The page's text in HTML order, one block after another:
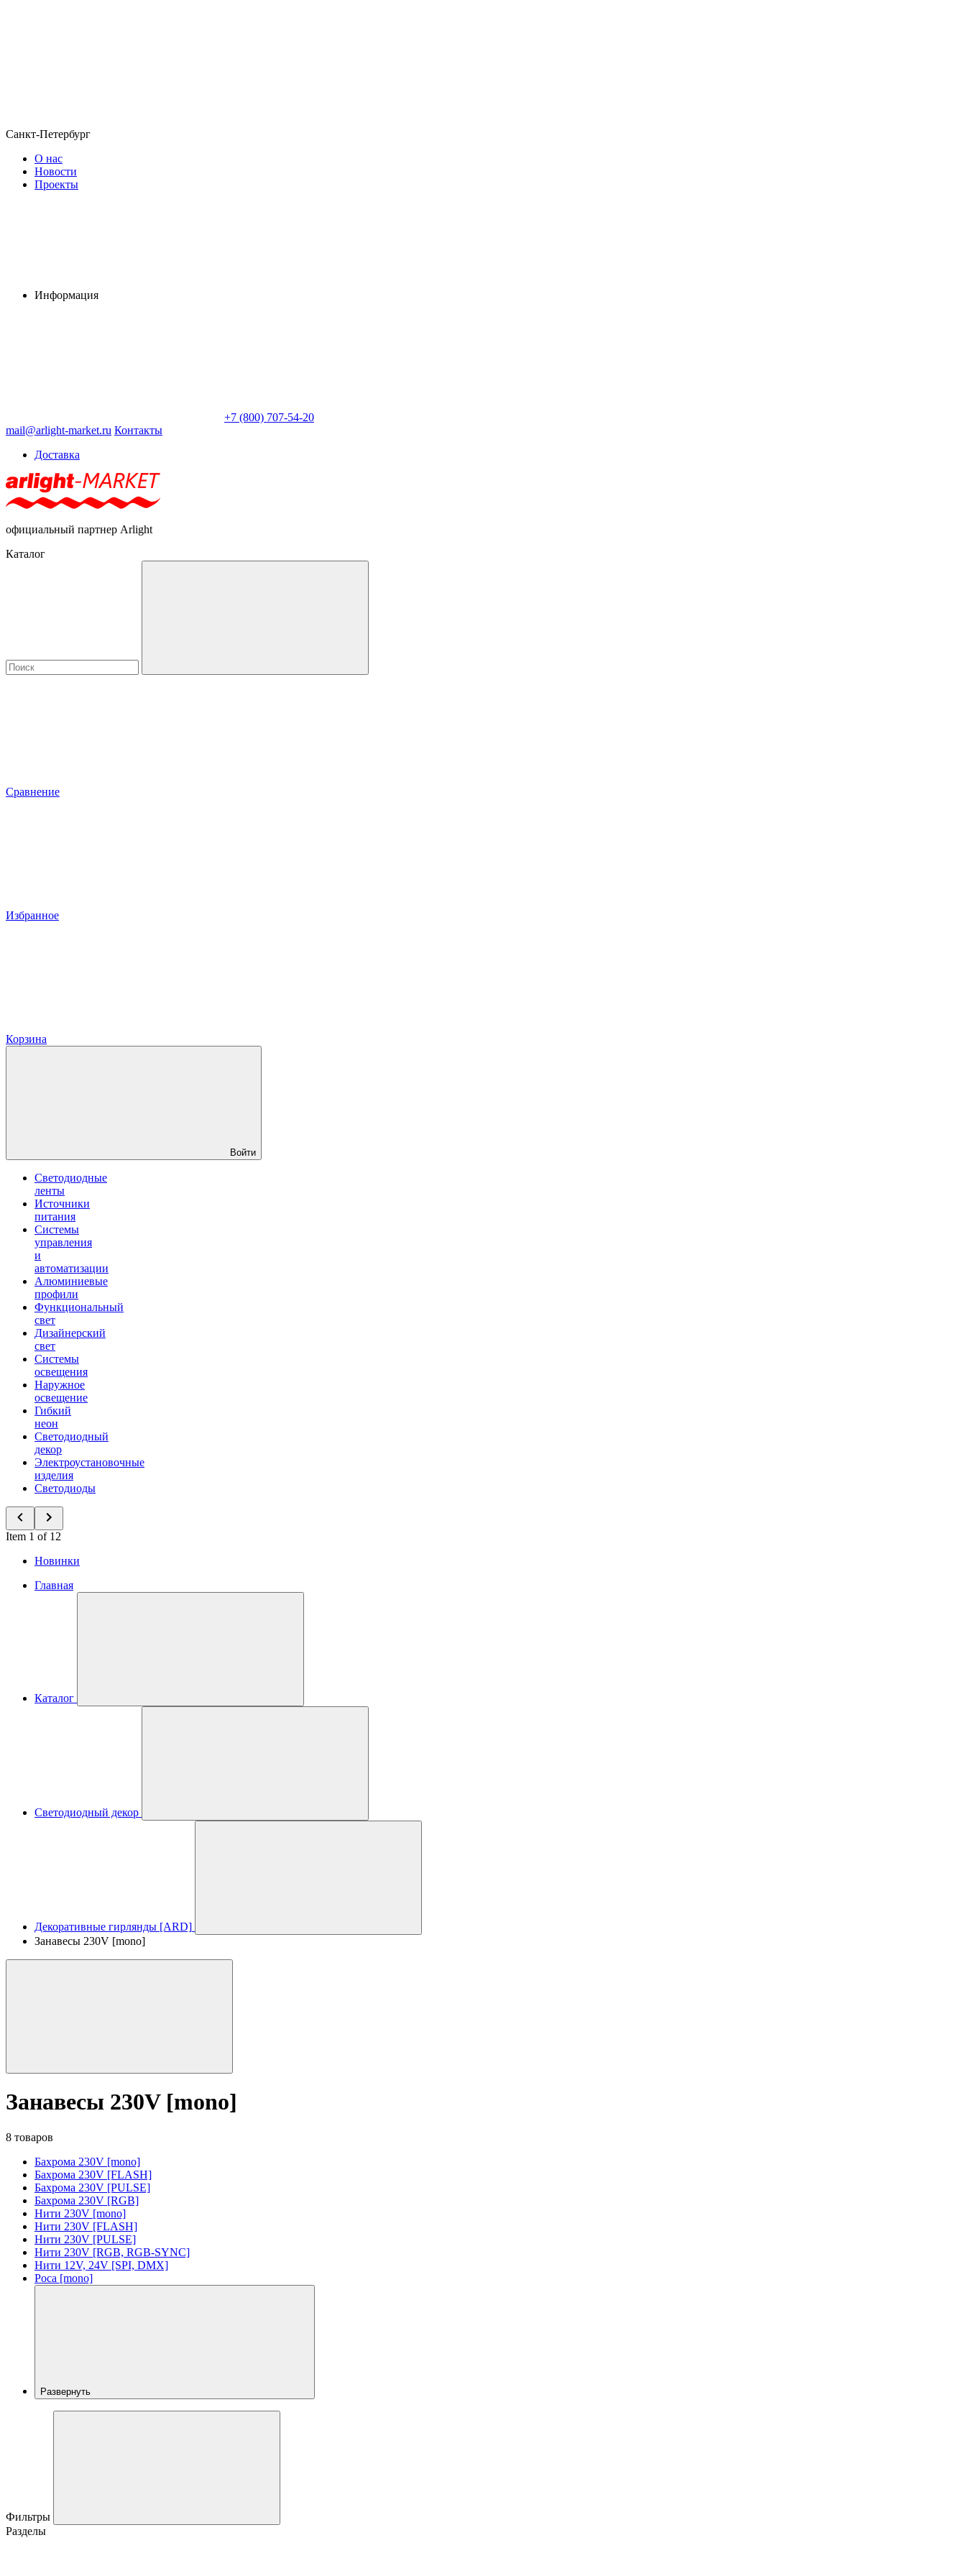
Санкт-Петербург
О нас
Новости
Проекты
Информация
+7 (800) 707-54-20
mail@arlight-market.ru Контакты
Доставка
официальный партнер Arlight
Каталог
Сравнение
Избранное
Корзина
Войти
Светодиодные
ленты
Источники
питания
Системы
управления
и
автоматизации
Алюминиевые
профили
Функциональный
свет
Дизайнерский
свет
Системы
освещения
Наружное
освещение
Гибкий
неон
Светодиодный
декор
Электроустановочные
изделия
Светодиоды
Item 1 of 12
Новинки
Главная
Каталог
Светодиодный декор
Декоративные гирлянды [ARD]
Занавесы 230V [mono]
Занавесы 230V [mono]
8 товаров
Бахрома 230V [mono]
Бахрома 230V [FLASH]
Бахрома 230V [PULSE]
Бахрома 230V [RGB]
Нити 230V [mono]
Нити 230V [FLASH]
Нити 230V [PULSE]
Нити 230V [RGB, RGB-SYNC]
Нити 12V, 24V [SPI, DMX]
Роса [mono]
Развернуть
Фильтры
Разделы